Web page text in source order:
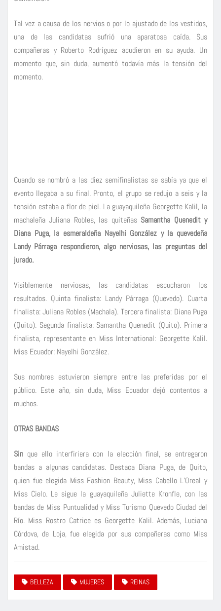
Tal vez a causa de los nervios o por lo ajustado de los vestidos,
una de las candidatas sufrió una aparatosa caída. Sus
compañeras y Roberto Rodríguez acudieron en su ayuda. Un
momento que, sin duda, aumentó todavía más la tensión del
momento.
Cuando se nombró a las diez semifinalistas se sabía ya que el
evento llegaba a su final. Pronto, el grupo se redujo a seis y la
tensión estaba a flor de piel. La guayaquileña Georgette Kalil, la
machaleña Juliana Robles, las quiteñasSamantha Quenedit y
Diana Puga, la esmeraldeña Nayelhi González y la quevedeña
Landy Párraga respondieron, algo nerviosas, las preguntas del
jurado.
Visiblemente nerviosas, las candidatas escucharon los
resultados. Quinta finalista: Landy Párraga (Quevedo). Cuarta
finalista: Juliana Robles (Machala). Tercera finalista: Diana Puga
(Quito). Segunda finalista: Samantha Quenedit (Quito). Primera
finalista, representante en Miss International: Georgette Kalil.
Miss Ecuador: Nayelhi González.
Sus nombres estuvieron siempre entre las preferidas por el
público. Este año, sin duda, Miss Ecuador dejó contentos a
muchos.
OTRAS BANDAS
Sin que ello interfiriera con la elección final, se entregaron
bandas a algunas candidatas. Destaca Diana Puga, de Quito,
quien fue elegida Miss Fashion Beauty, Miss Cabello L’Oreal y
Miss Cielo. Le sigue la guayaquileña Juliette Kronfle, con las
bandas de Miss Puntualidad y Miss Turismo Quevedo Ciudad del
Río. Miss Rostro Catrice es Georgette Kalil. Además, Luciana
Córdova, de Loja, fue elegida por sus compañeras como Miss
Amistad.
BELLEZA MUJERES REINAS